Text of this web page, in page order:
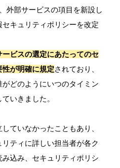
外部サービスの項目を新設し
キュリティポリシーを改定
ビスの選定にあたってのセ
が明確に規定されており、
どのようにいつのタイミン
いきました。
ていなかったこともあり、
ティに詳しい担当者が各ク
込み、セキュリティポリシ